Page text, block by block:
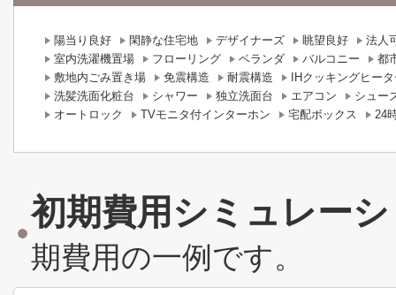
陽当り良好 閑静な住宅地 デザイナーズ 眺望良好
法人
室内洗濯機置場
フローリング ベランダ バルコニー
都
敷地内ごみ置き場
免震構造 耐震構造
IHクッキングヒー
洗髪洗面化粧台
シャワー 独立洗面台 エアコン
シュー
オートロック
TVモニタ付インターホン 宅配ボックス 24
初期費用シミュレー
期費用の一例です。